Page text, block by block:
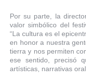
Por su parte, la
valor simbólico del
“La cultura es el
en honor a nuestra
tierra y nos permiten
ese sentido, precisó
artísticas, narrativas